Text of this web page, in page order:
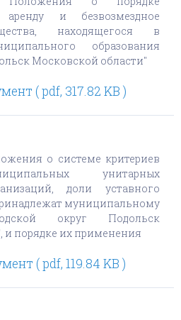
и безвозмездное
находящегося в
образования
Московской области"
( pdf, 317.82 KB )
о системе критериев
унитарных
доли уставного
муниципальному
округ Подольск
и порядке их применения
( pdf, 119.84 KB )